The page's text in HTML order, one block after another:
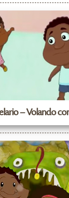
– Volando